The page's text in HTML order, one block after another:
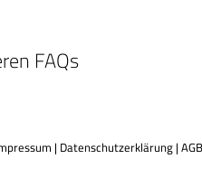
FAQs
| Datenschutzerklärung|AGB